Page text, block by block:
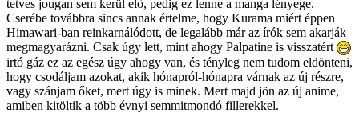
tetves jougan sem kerül elő, pedig ez lenne a manga lényege.
Cserébe továbbra sincs annak értelme, hogy Kurama miért éppen
Himawari-ban reinkarnálódott, de legalább már az írók sem akarják
megmagyarázni. Csak úgy lett, mint ahogy Palpatine is visszatért
irtó gáz ez az egész úgy ahogy van, és tényleg nem tudom eldönteni,
hogy csodáljam azokat, akik hónapról-hónapra várnak az új részre,
vagy szánjam őket, mert úgy is minek. Mert majd jön az új anime,
amiben kitöltik a több évnyi semmitmondó fillerekkel.